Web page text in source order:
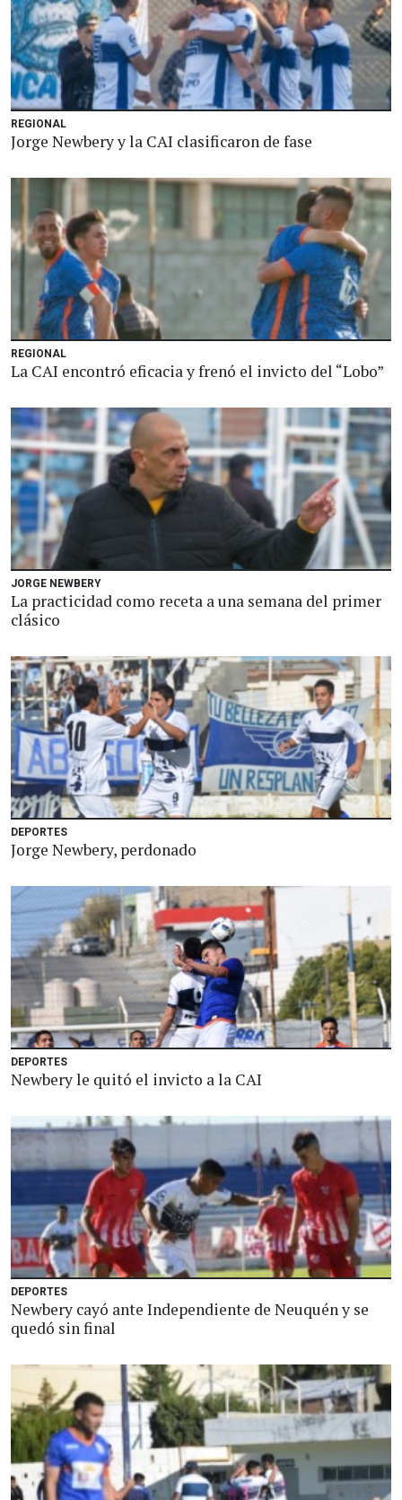
REGIONAL
Jorge Newbery y la CAI clasificaron de fase
REGIONAL
La CAI encontró eficacia y frenó el invicto del “Lobo”
JORGE NEWBERY
La practicidad como receta a una semana del primer
clásico
DEPORTES
Jorge Newbery, perdonado
DEPORTES
Newbery le quitó el invicto a la CAI
DEPORTES
Newbery cayó ante Independiente de Neuquén y se
quedó sin final